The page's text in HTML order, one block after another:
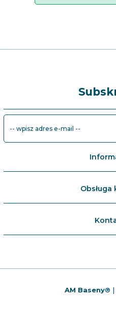
-- wpisz adres e-mail --
Obsługa
AM Baseny®